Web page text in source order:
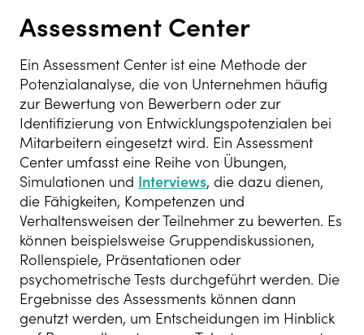
Assessment Center
Ein Assessment Center ist eine Methode der
Potenzialanalyse, die von Unternehmen häufig
zur Bewertung von Bewerbern oder zur
Identifizierung von Entwicklungspotenzialen bei
Mitarbeitern eingesetzt wird. Ein Assessment
Center umfasst eine Reihe von Übungen,
Simulationen und Interviews, die dazu dienen,
die Fähigkeiten, Kompetenzen und
Verhaltensweisen der Teilnehmer zu bewerten. Es
können beispielsweise Gruppendiskussionen,
Rollenspiele, Präsentationen oder
psychometrische Tests durchgeführt werden. Die
Ergebnisse des Assessments können dann
genutzt werden, um Entscheidungen im Hinblick